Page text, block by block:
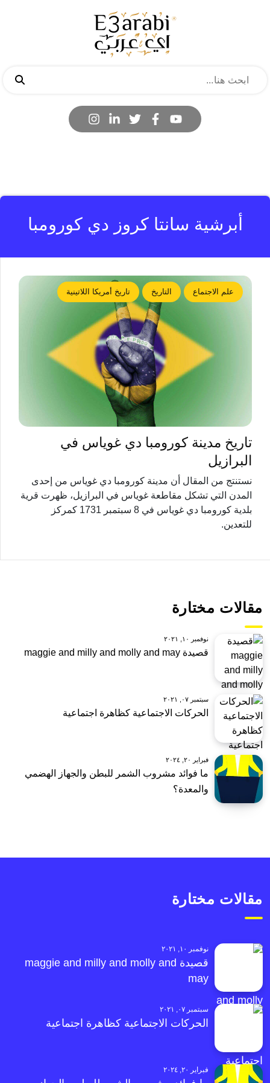
أبرشية سانتا كروز دي كورومبا
علم الاجتماع التاريخ تاريخ أمريكا اللاتينية
تاريخ مدينة كورومبا دي غوياس في
البرازيل
نستنتج من المقال أن مدينة كورومبا دي غوياس من إحدى
المدن التي تشكل مقاطعة غوياس في البرازيل، ظهرت قرية
بلدية كورومبا دي غوياس في 8 سبتمبر 1731 كمركز
للتعدين.
مقالات مختارة
نوفمبر ١٠, ٢٠٢١
قصيدة maggie and milly and molly and may
سبتمبر ٠٧, ٢٠٢١
الحركات الاجتماعية كظاهرة اجتماعية
فبراير ٢٠, ٢٠٢٤
ما فوائد مشروب الشمر للبطن والجهاز الهضمي
والمعدة؟
مقالات مختارة
نوفمبر ١٠, ٢٠٢١
قصيدة maggie and milly and molly and
may
سبتمبر ٠٧, ٢٠٢١
الحركات الاجتماعية كظاهرة اجتماعية
فبراير ٢٠, ٢٠٢٤